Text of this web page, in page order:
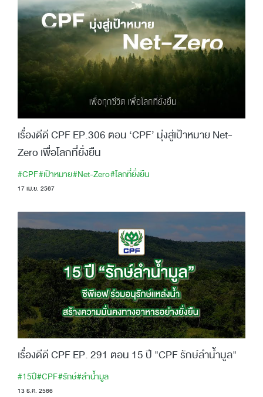
เรื่องดีดี CPF EP.306 ตอน ‘CPF’ มุ่งสู่เป้าหมาย Net-
Zero เพื่อโลกที่ยั่งยืน
#CPF#เป้าหมาย#Net-Zero#โลกที่ยั่งยืน
17 เม.ย. 2567
เรื่องดีดี CPF EP. 291 ตอน 15 ปี "CPF รักษ์ลำน้ำมูล"
#15ปี#CPF#รักษ์#ลำน้ำมูล
13 ธ.ค. 2566